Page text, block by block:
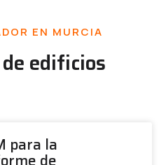
EN MURCIA
edificios
para la